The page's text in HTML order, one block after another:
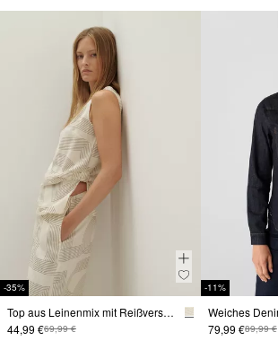
-35%
Top aus Leinenmix mit Reißverschluss und Raffungs-Detail
44,99 €69,99 €
-11%
79,99 €89,99 €